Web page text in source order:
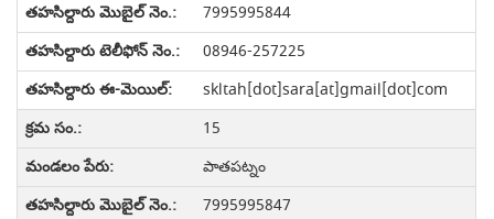
7995995844
08946-257225
skltah[dot]sara[at]gmail[dot]com
15
పాతపట్నం
7995995847